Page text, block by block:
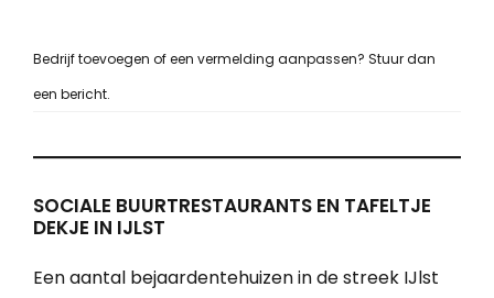
Bedrijf toevoegen of een vermelding aanpassen? Stuur dan
een bericht.
SOCIALE BUURTRESTAURANTS EN TAFELTJE
DEKJE IN IJLST
Een aantal bejaardentehuizen in de streek IJlst